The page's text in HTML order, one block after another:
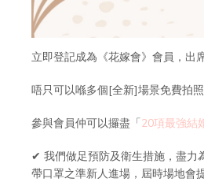
立即登記成為《花嫁會》會員，出
唔只可以喺多個[全新]場景免費拍照
參與會員仲可以攞盡「20項最強結
✔ 我們做足預防及衛生措施，盡力
帶口罩之準新人進場，屆時場地會